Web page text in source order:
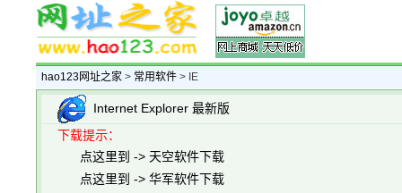
hao123网址之家 > 常用软件 > IE
Internet Explorer 最新版
下载提示：
点这里到 -> 天空软件下载
点这里到 -> 华军软件下载